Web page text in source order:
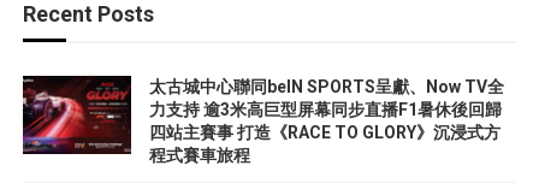
Recent Posts
太古城中心聯同beIN SPORTS呈獻、Now TV全
力支持 逾3米高巨型屏幕同步直播F1暑休後回歸
四站主賽事 打造《RACE TO GLORY》沉浸式方
程式賽車旅程